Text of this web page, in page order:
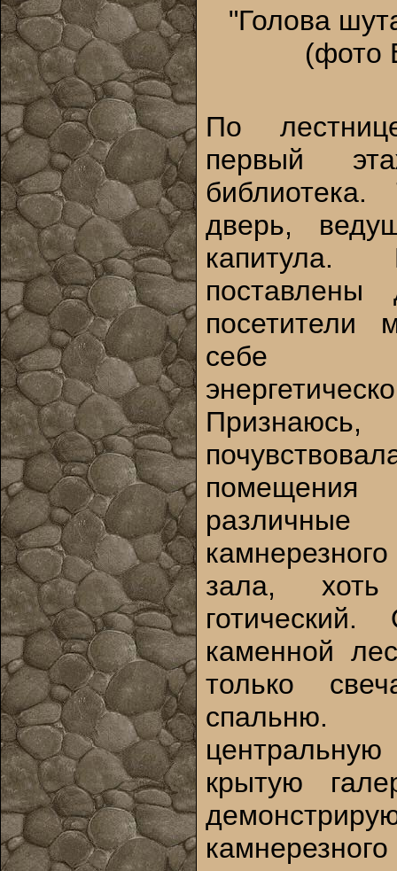
"Голова
(фото
По
первый
дверь,
капитула.
посетители
себе
зала,
каменной
только
спальню.
крытую
камнерезного